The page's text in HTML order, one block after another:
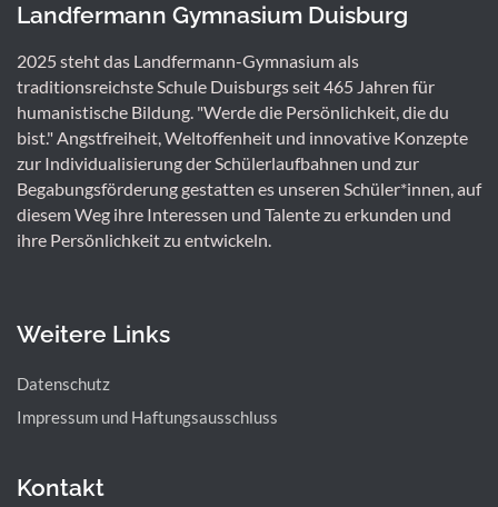
Landfermann Gymnasium Duisburg
2025 steht das Landfermann-Gymnasium als
traditionsreichste Schule Duisburgs seit 465 Jahren für
humanistische Bildung. "Werde die Persönlichkeit, die du
bist." Angstfreiheit, Weltoffenheit und innovative Konzepte
zur Individualisierung der Schülerlaufbahnen und zur
Begabungsförderung gestatten es unseren Schüler*innen, auf
diesem Weg ihre Interessen und Talente zu erkunden und
ihre Persönlichkeit zu entwickeln.
Weitere Links
Datenschutz
Impressum und Haftungsausschluss
Kontakt